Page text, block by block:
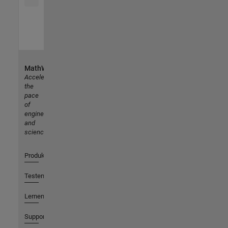
MathWorks
Accelerating
the
pace
of
engineering
and
science
Produkte
Testen oder Kaufen
Lernen
Support